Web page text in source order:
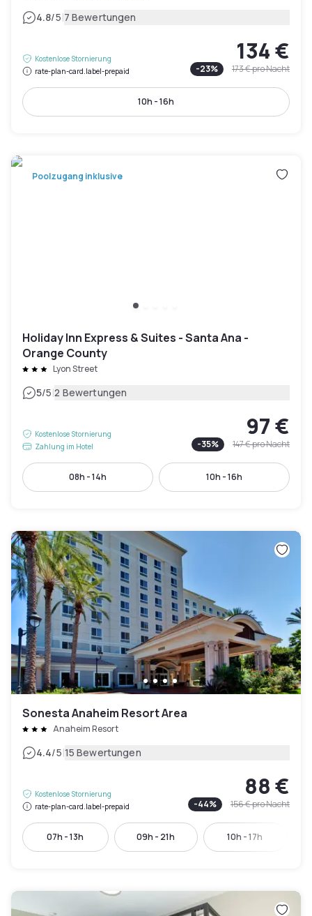
4.8/5|7 Bewertungen
Kostenlose Stornierung
rate-plan-card.label-prepaid
134 €
-23% 173 €pro Nacht
10h - 16h
Poolzugang inklusive
Holiday Inn Express & Suites - Santa Ana -
Orange County
Lyon Street
5/5|2 Bewertungen
Kostenlose Stornierung
Zahlung im Hotel
97 €
-35% 147 €pro Nacht
08h - 14h 10h - 16h
Sonesta Anaheim Resort Area
Anaheim Resort
4.4/5|15 Bewertungen
Kostenlose Stornierung
rate-plan-card.label-prepaid
88 €
-44% 156 €pro Nacht
07h - 13h 09h - 21h 10h - 17h